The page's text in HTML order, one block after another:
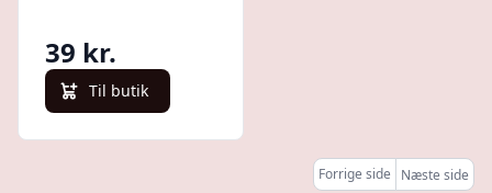
39 kr.
Til butik
Forrige side Næste side